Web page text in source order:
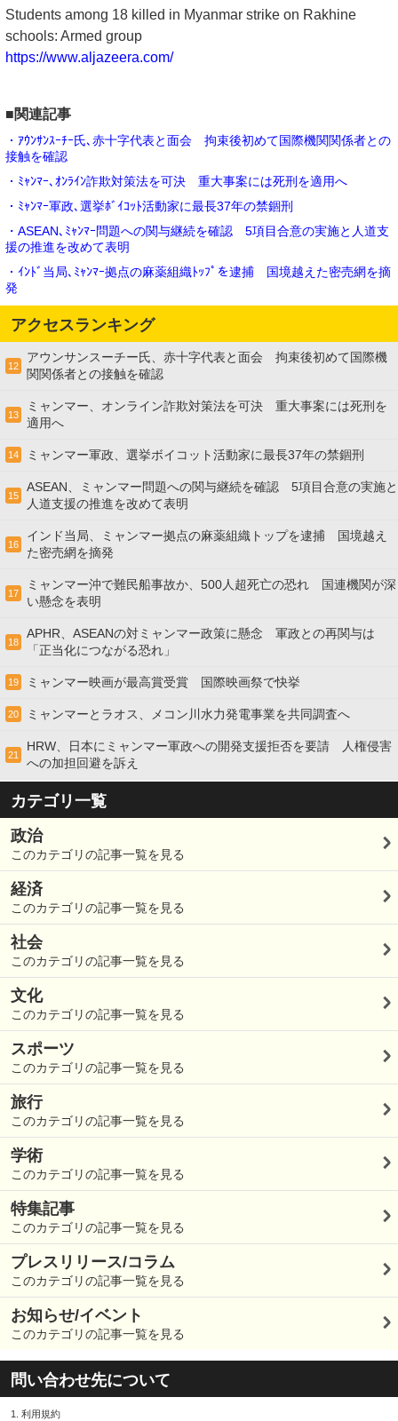
Students among 18 killed in Myanmar strike on Rakhine
schools: Armed group
https://www.aljazeera.com/
■関連記事
・ｱｳﾝｻﾝｽｰﾁｰ氏､赤十字代表と面会 拘束後初めて国際機関関係者との
接触を確認
・ﾐｬﾝﾏｰ､ｵﾝﾗｲﾝ詐欺対策法を可決 重大事案には死刑を適用へ
・ﾐｬﾝﾏｰ軍政､選挙ﾎﾞｲｺｯﾄ活動家に最長37年の禁錮刑
・ASEAN､ﾐｬﾝﾏｰ問題への関与継続を確認 5項目合意の実施と人道支
援の推進を改めて表明
・ｲﾝﾄﾞ当局､ﾐｬﾝﾏｰ拠点の麻薬組織ﾄｯﾌﾟを逮捕 国境越えた密売網を摘
発
アクセスランキング
12
アウンサンスーチー氏、赤十字代表と面会 拘束後初めて国際機
関関係者との接触を確認
13
ミャンマー、オンライン詐欺対策法を可決 重大事案には死刑を
適用へ
14 ミャンマー軍政、選挙ボイコット活動家に最長37年の禁錮刑
15
ASEAN、ミャンマー問題への関与継続を確認 5項目合意の実施と
人道支援の推進を改めて表明
16
インド当局、ミャンマー拠点の麻薬組織トップを逮捕 国境越え
た密売網を摘発
17
ミャンマー沖で難民船事故か、500人超死亡の恐れ 国連機関が深
い懸念を表明
18
APHR、ASEANの対ミャンマー政策に懸念 軍政との再関与は
「正当化につながる恐れ」
19 ミャンマー映画が最高賞受賞 国際映画祭で快挙
20 ミャンマーとラオス、メコン川水力発電事業を共同調査へ
21
HRW、日本にミャンマー軍政への開発支援拒否を要請 人権侵害
への加担回避を訴え
カテゴリ一覧
政治
このカテゴリの記事一覧を見る
経済
このカテゴリの記事一覧を見る
社会
このカテゴリの記事一覧を見る
文化
このカテゴリの記事一覧を見る
スポーツ
このカテゴリの記事一覧を見る
旅行
このカテゴリの記事一覧を見る
学術
このカテゴリの記事一覧を見る
特集記事
このカテゴリの記事一覧を見る
プレスリリース/コラム
このカテゴリの記事一覧を見る
お知らせ/イベント
このカテゴリの記事一覧を見る
問い合わせ先について
1. 利用規約